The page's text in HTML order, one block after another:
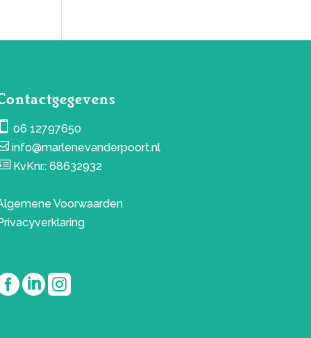
06 12797650
info@marlenevanderpoort.nl
KvKnr.: 68632932
Voorwaarden
